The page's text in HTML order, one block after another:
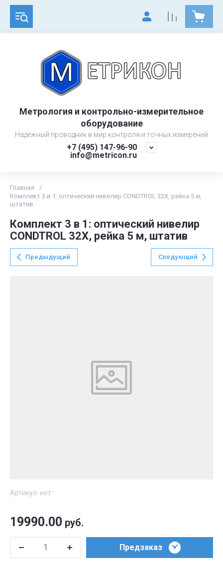
Метрология и контрольно-измерительное
оборудование
Надёжный проводник в мир контроля и точных измерений
+7 (495) 147-96-90
info@metricon.ru
Главная
/
Комплект 3 в 1: оптический нивелир CONDTROL 32X, рейка 5 м,
штатив
Комплект 3 в 1: оптический нивелир
CONDTROL 32X, рейка 5 м, штатив
Предыдущий Следующий
Артикул: нет
19990.00 руб.
Предзаказ